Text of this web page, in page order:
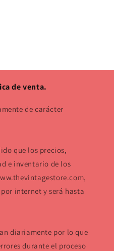
de venta.
de carácter
que los precios,
e inventario de los
internet y será hasta
diariamente por lo que
durante el proceso